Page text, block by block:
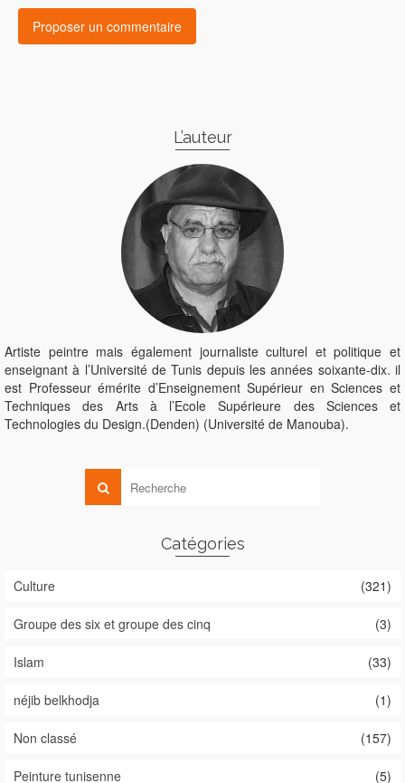
L’auteur
Artiste peintre mais également journaliste culturel et politique et
enseignant à l’Université de Tunis depuis les années soixante-dix. il
est Professeur émérite d’Enseignement Supérieur en Sciences et
Techniques des Arts à l’Ecole Supérieure des Sciences et
Technologies du Design.(Denden) (Université de Manouba).
Catégories
Culture (321)
Groupe des six et groupe des cinq (3)
Islam (33)
néjib belkhodja (1)
Non classé (157)
Peinture tunisenne (5)